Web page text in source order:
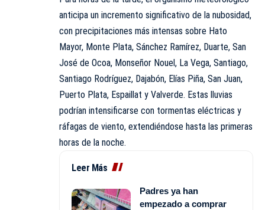
anticipa un incremento significativo de la nubosidad,
con precipitaciones más intensas sobre Hato
Mayor, Monte Plata, Sánchez Ramírez, Duarte, San
José de Ocoa, Monseñor Nouel, La Vega, Santiago,
Santiago Rodríguez, Dajabón, Elías Piña, San Juan,
Puerto Plata, Espaillat y Valverde. Estas lluvias
podrían intensificarse con tormentas eléctricas y
ráfagas de viento, extendiéndose hasta las primeras
horas de la noche.
Leer Más
Padres ya han
empezado a comprar